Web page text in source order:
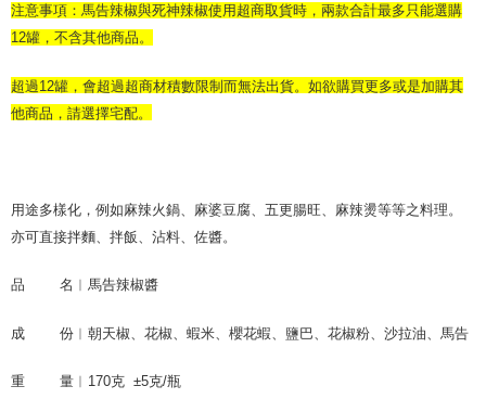
7-11取貨付款
付款後7-11取貨
NT$70/order | Free shipping on orders of NT$1,000 or more
注意事項：馬告辣椒與死神辣椒使用超商取貨時，兩款合計最多只能選購
12罐，不含其他商品。
超過12罐，會超過超商材積數限制而無法出貨。如欲購買更多或是加購其
他商品，請選擇宅配。
用途多樣化，例如麻辣火鍋、麻婆豆腐、五更腸旺、麻辣燙等等之料理。
亦可直接拌麵、拌飯、沾料、佐醬。
品        名︱ 馬告辣椒醬
成        份︱ 朝天椒 花椒 蝦米 櫻花蝦 鹽巴 花椒粉 沙拉油 馬告
重        量︱ 170克  ±5克/瓶